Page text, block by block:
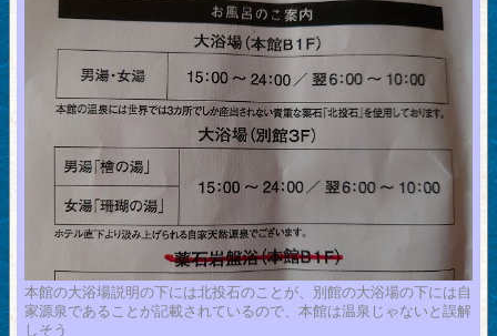
本館の大浴場説明の下には北投石のことが、別館の大浴場の下には自
家源泉であることが記載されているので、本館は温泉じゃないと誤解
しそう